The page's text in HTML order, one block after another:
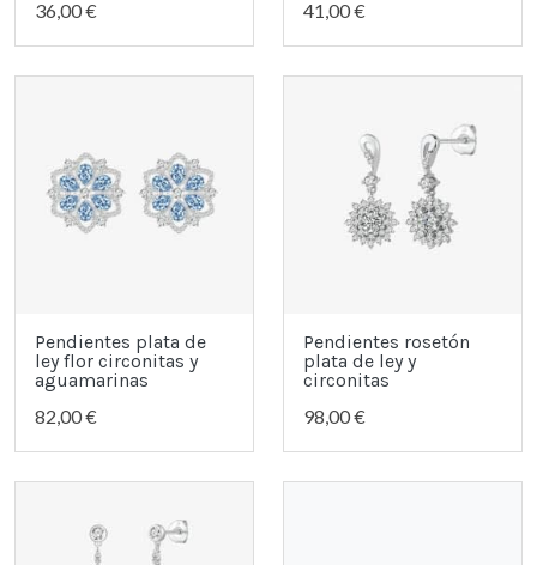
36,00 €
41,00 €
Pendientes plata de
ley flor circonitas y
aguamarinas
82,00 €
Pendientes rosetón
plata de ley y
circonitas
98,00 €